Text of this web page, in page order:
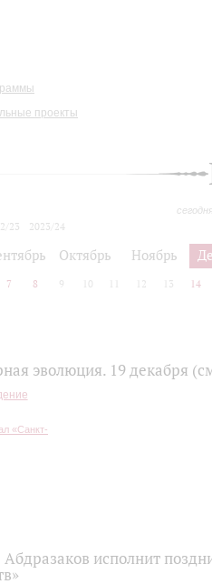
проекты
23
2023/24
Октябрь Ноябрь
7 8 9 10 12 13 14
эволюция. 19 декабря
исполнит